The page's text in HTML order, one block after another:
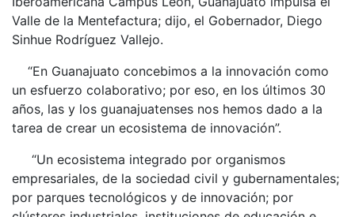
Valle de la Mentefactura; dijo, el Gobernador, Diego
Sinhue Rodríguez Vallejo.
“En Guanajuato concebimos a la innovación como
un esfuerzo colaborativo; por eso, en los últimos 30
años, las y los guanajuatenses nos hemos dado a la
tarea de crear un ecosistema de innovación”.
“Un ecosistema integrado por organismos
empresariales, de la sociedad civil y gubernamentales;
por parques tecnológicos y de innovación; por